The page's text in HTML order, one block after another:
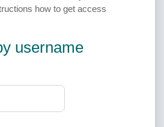
how to get access
username